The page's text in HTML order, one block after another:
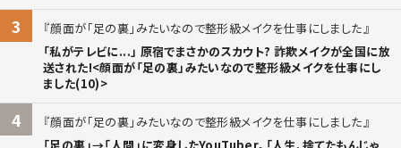
3
顔面が「足の裏」みたいなので整形級メイクを仕事にしました
「私がテレビに...」 原宿でまさかのスカウト? 詐欺メイクが全国に放
送された!<顔面が「足の裏」みたいなので整形級メイクを仕事にし
ました(10)>
4
顔面が「足の裏」みたいなので整形級メイクを仕事にしました